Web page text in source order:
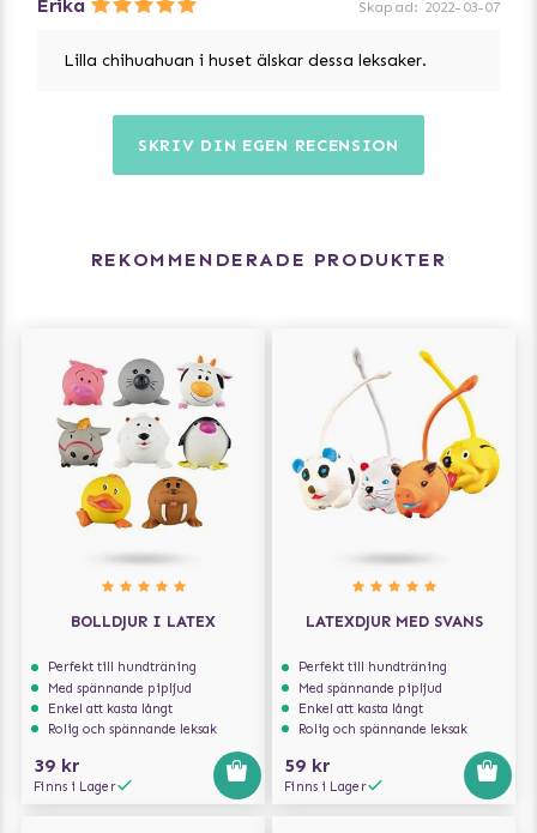
Erika Skapad: 2022-03-07
Lilla chihuahuan i huset älskar dessa leksaker.
SKRIV DIN EGEN RECENSION
REKOMMENDERADE PRODUKTER
BOLLDJUR I LATEX
Perfekt till hundträning
Med spännande pipljud
Enkel att kasta långt
Rolig och spännande leksak
39 kr
Finns i Lager
LATEXDJUR MED SVANS
Perfekt till hundträning
Med spännande pipljud
Enkel att kasta långt
Rolig och spännande leksak
59 kr
Finns i Lager